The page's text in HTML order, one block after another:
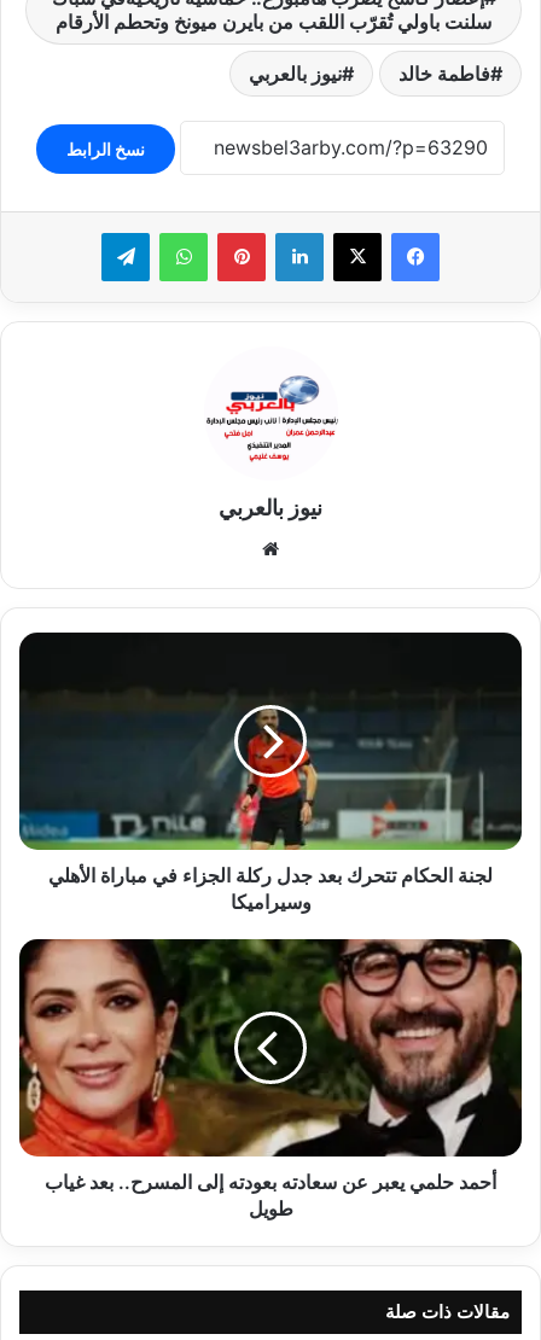
سلنت باولي تُقرّب اللقب من بايرن ميونخ وتحطم الأرقام
فاطمة خالد نيوز بالعربي
نسخ الرابط
لينكدإن بينتيريستواتساب تيلقرام
نيوز بالعربي
لجنة
في
مباراة
الأهليلجنة الحكام تتحرك بعد جدل ركلة الجزاء في مباراة الأهلي
وسيراميكا
أحمد
حلمي
يعبر
عن
سعادته
بعودته
إلى
المسرح..
بعد
غيابأحمد حلمي يعبر عن سعادته بعودته إلى المسرح.. بعد غياب
طويل
مقالات ذات صلة